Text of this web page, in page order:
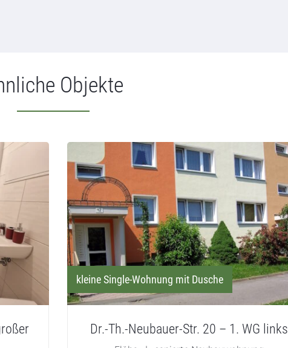
Objekte
kleine Single-Wohnung mit Dusche
Dr.-Th.-Neubauer-Str. 20 – 1. WG links